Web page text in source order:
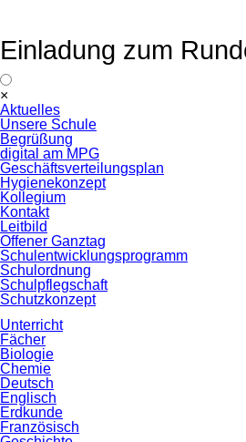
Einladung zum
×
überspringen
Aktuelles
Unsere Schule
Begrüßung
digital am MPG
Geschäftsverteilungsplan
Hygienekonzept
Kollegium
Kontakt
Leitbild
Offener Ganztag
Schulentwicklungsprogramm
Schulordnung
Schulpflegschaft
Schutzkonzept
Unterricht
Fächer
Biologie
Chemie
Deutsch
Englisch
Erdkunde
Französisch